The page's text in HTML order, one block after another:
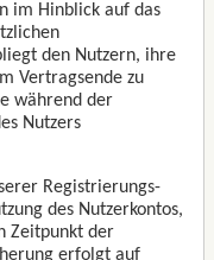
im Hinblick auf das
den Nutzern, ihre
Vertragsende zu
während der
Nutzers
Registrierungs-
des Nutzerkontos,
Zeitpunkt der
erfolgt auf